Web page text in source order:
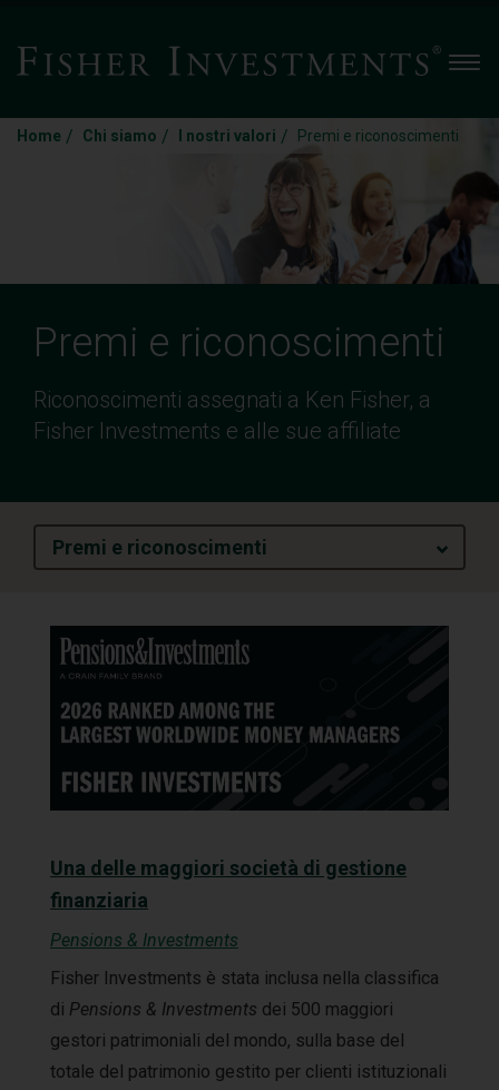
Home / Chi siamo / I nostri valori / Premi e riconoscimenti
Premi e riconoscimenti
Riconoscimenti assegnati a Ken Fisher, a
Fisher Investments e alle sue affiliate
Premi e riconoscimenti
Una delle maggiori società di gestione
finanziaria
Pensions & Investments
Fisher Investments è stata inclusa nella classifica
di Pensions & Investments dei 500 maggiori
gestori patrimoniali del mondo, sulla base del
totale del patrimonio gestito per clienti istituzionali